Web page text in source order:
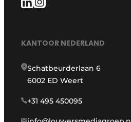
KANTOOR NEDERLAND
Schatbeurderlaan 6
6002 ED Weert
+31 495 450095